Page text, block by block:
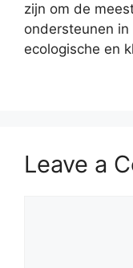
zijn om de
ondersteunen
ecologische en
Leave a